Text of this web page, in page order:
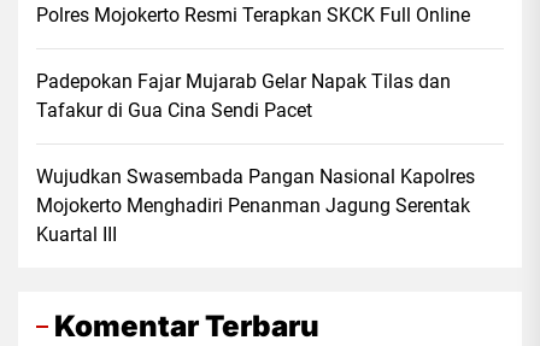
Polres Mojokerto Resmi Terapkan SKCK Full Online
Padepokan Fajar Mujarab Gelar Napak Tilas dan
Tafakur di Gua Cina Sendi Pacet
Wujudkan Swasembada Pangan Nasional Kapolres
Mojokerto Menghadiri Penanman Jagung Serentak
Kuartal III
Komentar Terbaru